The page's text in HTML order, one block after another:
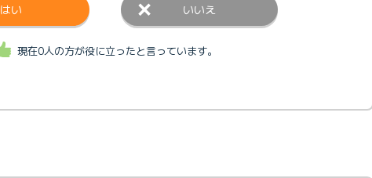
はい いいえ
現在0人の方が役に立ったと言っています。